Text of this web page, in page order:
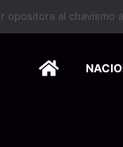
se suma a la
HOME